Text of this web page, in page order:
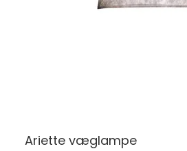
Ariette væglampe